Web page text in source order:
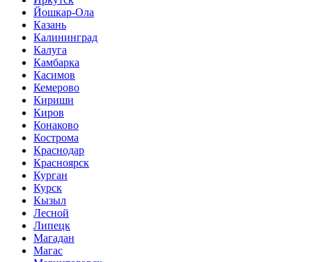
Йошкар-Ола
Казань
Калининград
Калуга
Камбарка
Касимов
Кемерово
Кириши
Киров
Конаково
Кострома
Краснодар
Красноярск
Курган
Курск
Кызыл
Лесной
Липецк
Магадан
Магас